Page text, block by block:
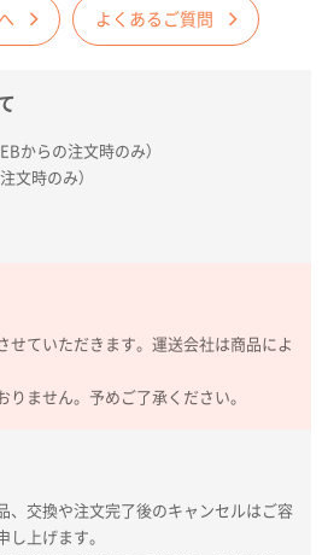
記載、スムーズなシステム対応
信頼できるから。出来上がりも満
ャフィール1000枚
たから、取扱商品
ロット数が豊富に選べて価格が安
よくあるご質問
からの注文時のみ）
文時のみ）
せていただきます。運送会社は商品によ
ません。予めご了承ください。
、交換や注文完了後のキャンセルはご容
し上げます。